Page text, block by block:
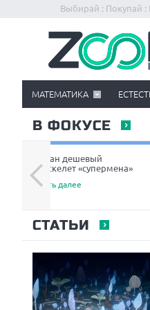
Выбирай : Покупай :
МАТЕМАТИКА
В ФОКУСЕ
Создан дешевый
экзоскелет «супермена»
Читать далее
СТАТЬИ